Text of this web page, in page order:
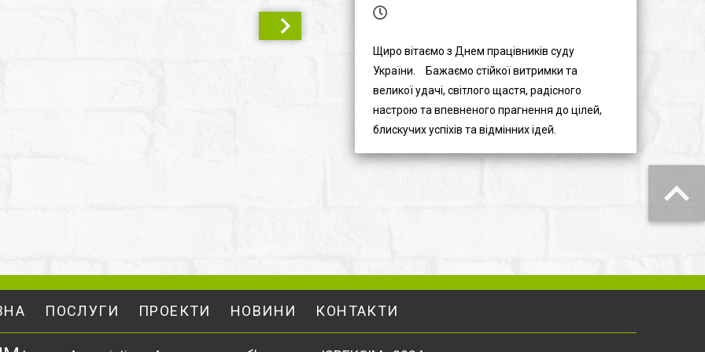
Щиро вітаємо з Днем працівників суду
України.⠀ Бажаємо стійкої витримки та
великої удачі, світлого щастя, радісного
настрою та впевненого прагнення до цілей,
блискучих успіхів та відмінних ідей.⠀
ПОСЛУГИ ПРОЕКТИ НОВИНИ КОНТАКТИ